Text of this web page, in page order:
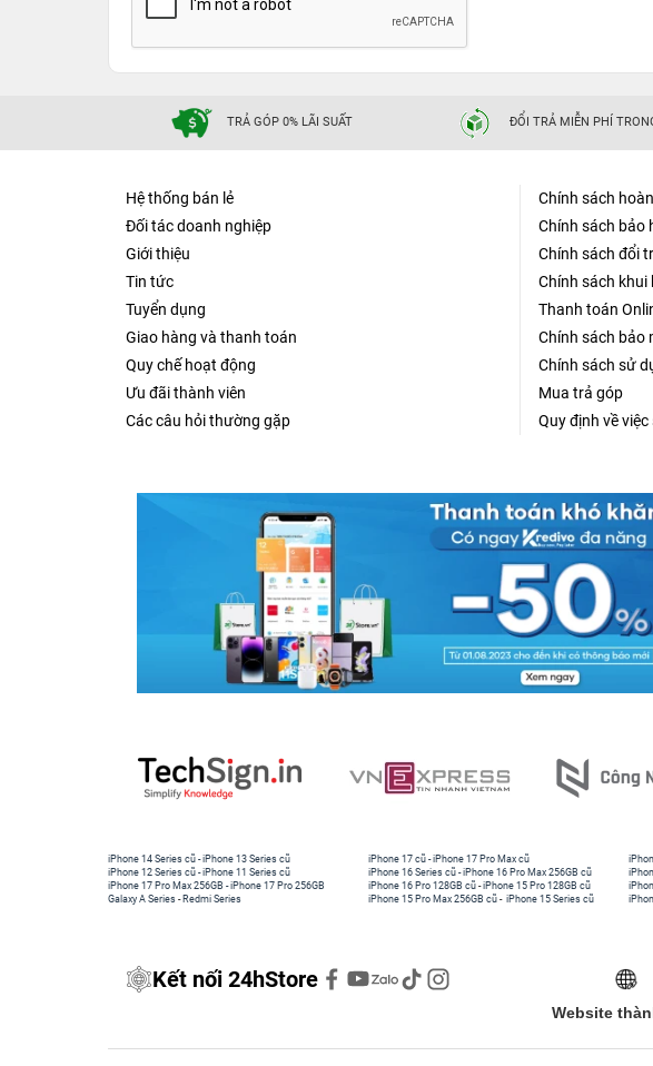
TRẢ GÓP 0% LÃI SUẤT ĐỔI TRẢ MIỄN PHÍ
Hệ thống bán lẻ
Đối tác doanh nghiệp
Giới thiệu
Tin tức
Tuyển dụng
Giao hàng và thanh toán
Quy chế hoạt động
Ưu đãi thành viên
Các câu hỏi thường gặp
Chính sách
Chính sách bảo
Chính sách đổi
Chính sách khui
Thanh toán
Chính sách bảo
Chính sách sử
Mua trả góp
Quy định về
iPhone 14 Series cũ -iPhone 13 Series cũ
iPhone 12 Series cũ -iPhone 11 Series cũ
iPhone 17 Pro Max 256GB -iPhone 17 Pro 256GB
Galaxy A Series - Redmi Series
iPhone 17 cũ -iPhone 17 Pro Max cũ
iPhone 16 Series cũ - iPhone 16 Pro Max 256GB cũ
iPhone 16 Pro 128GB cũ -iPhone 15 Pro 128GB cũ
iPhone 15 Pro Max 256GB cũ - iPhone 15 Series cũ
Kết nối 24hStore
Website